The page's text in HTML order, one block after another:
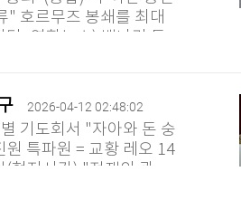
호르무즈 봉쇄를 최대
=연합뉴스) 백나리 특
춰 호르무즈...
2026-04-12 02:48:02
기도회서 "자아와 돈 숭
원 특파원 = 교황 레오 14
현지시간) "전쟁의 광
신에...